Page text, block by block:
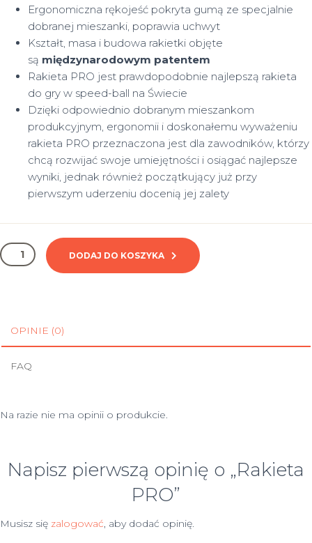
Ergonomiczna rękojeść pokryta gumą ze specjalnie
dobranej mieszanki, poprawia uchwyt
Kształt, masa i budowa rakietki objęte
są międzynarodowym patentem
Rakieta PRO jest prawdopodobnie najlepszą rakieta
do gry w speed-ball na Świecie
Dzięki odpowiednio dobranym mieszankom
produkcyjnym, ergonomii i doskonałemu wyważeniu
rakieta PRO przeznaczona jest dla zawodników, którzy
chcą rozwijać swoje umiejętności i osiągać najlepsze
wyniki, jednak również początkujący już przy
pierwszym uderzeniu docenią jej zalety
ilość
Rakieta
DODAJ DO KOSZYKA
OPINIE (0)
FAQ
Na razie nie ma opinii o produkcie.
Napisz pierwszą opinię o „Rakieta
PRO”
Musisz się zalogować , aby dodać opinię.